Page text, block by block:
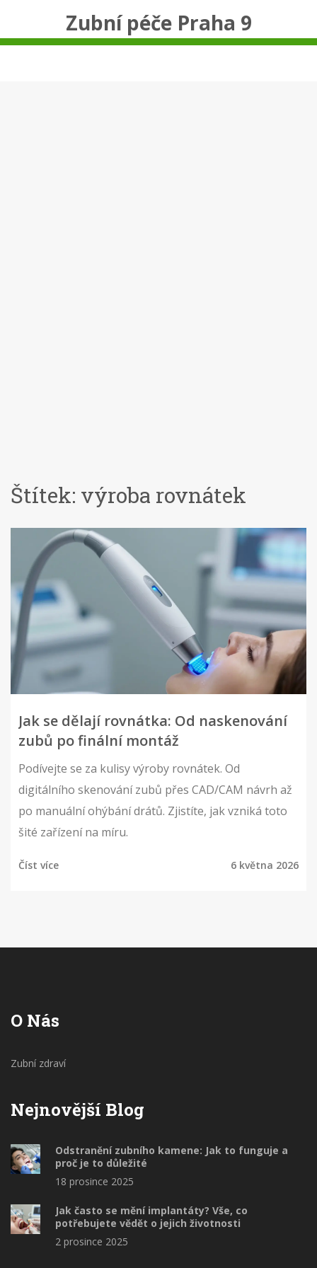
Zubní péče Praha 9
Štítek: výroba rovnátek
Jak se dělají rovnátka: Od naskenování
zubů po finální montáž
Podívejte se za kulisy výroby rovnátek. Od
digitálního skenování zubů přes CAD/CAM návrh až
po manuální ohýbání drátů. Zjistíte, jak vzniká toto
šité zařízení na míru.
Číst více 6 května 2026
O Nás
Zubní zdraví
Nejnovější Blog
Odstranění zubního kamene: Jak to funguje a
proč je to důležité
18 prosince 2025
Jak často se mění implantáty? Vše, co
potřebujete vědět o jejich životnosti
2 prosince 2025